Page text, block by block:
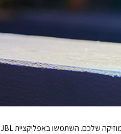
הפאנל האחורי של הרמקול כולל תאורה סביבתית משולבת עם נושאים ייחודיים ואפשרויות צבע, כך שתוכלו להתאים את האווירה למוזיקה שלכם. השתמשו באפליקציית JBL